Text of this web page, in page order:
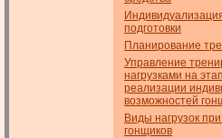
подготовки
Планирование
Управление
нагрузками на
реализации
возможностей
Виды нагрузок
гонщиков